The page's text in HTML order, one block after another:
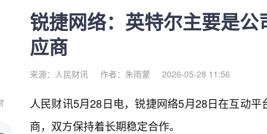
锐捷网络：英特尔主要是
应商
来源：人民财讯 作者：朱雨蒙 2026-05-28 11:56
人民财讯5月28日电，锐捷网络5月28日在互动
商，双方保持着长期稳定合作。